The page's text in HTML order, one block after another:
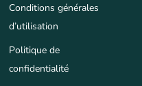
Conditions générales
d’utilisation
Politique de
confidentialité